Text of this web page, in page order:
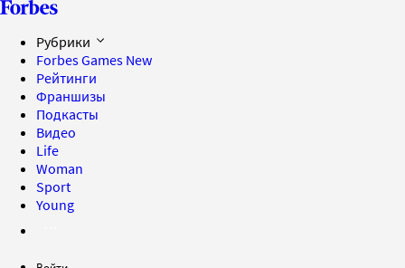
Рубрики
Forbes Games New
Рейтинги
Франшизы
Подкасты
Видео
Life
Woman
Sport
Young